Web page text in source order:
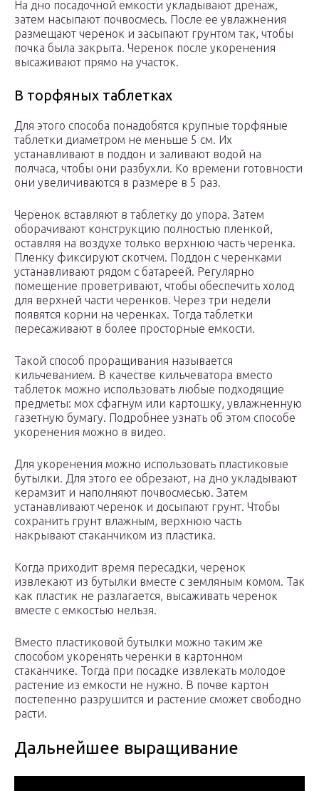
На дно посадочной емкости укладывают дренаж,
затем насыпают почвосмесь. После ее увлажнения
размещают черенок и засыпают грунтом так, чтобы
почка была закрыта. Черенок после укоренения
высаживают прямо на участок.
В торфяных таблетках
Для этого способа понадобятся крупные торфяные
таблетки диаметром не меньше 5 см. Их
устанавливают в поддон и заливают водой на
полчаса, чтобы они разбухли. Ко времени готовности
они увеличиваются в размере в 5 раз.
Черенок вставляют в таблетку до упора. Затем
оборачивают конструкцию полностью пленкой,
оставляя на воздухе только верхнюю часть черенка.
Пленку фиксируют скотчем. Поддон с черенками
устанавливают рядом с батареей. Регулярно
помещение проветривают, чтобы обеспечить холод
для верхней части черенков. Через три недели
появятся корни на черенках. Тогда таблетки
пересаживают в более просторные емкости.
Такой способ проращивания называется
кильчеванием. В качестве кильчеватора вместо
таблеток можно использовать любые подходящие
предметы: мох сфагнум или картошку, увлажненную
газетную бумагу. Подробнее узнать об этом способе
укоренения можно в видео.
Для укоренения можно использовать пластиковые
бутылки. Для этого ее обрезают, на дно укладывают
керамзит и наполняют почвосмесью. Затем
устанавливают черенок и досыпают грунт. Чтобы
сохранить грунт влажным, верхнюю часть
накрывают стаканчиком из пластика.
Когда приходит время пересадки, черенок
извлекают из бутылки вместе с земляным комом. Так
как пластик не разлагается, высаживать черенок
вместе с емкостью нельзя.
Вместо пластиковой бутылки можно таким же
способом укоренять черенки в картонном
стаканчике. Тогда при посадке извлекать молодое
растение из емкости не нужно. В почве картон
постепенно разрушится и растение сможет свободно
расти.
Дальнейшее выращивание